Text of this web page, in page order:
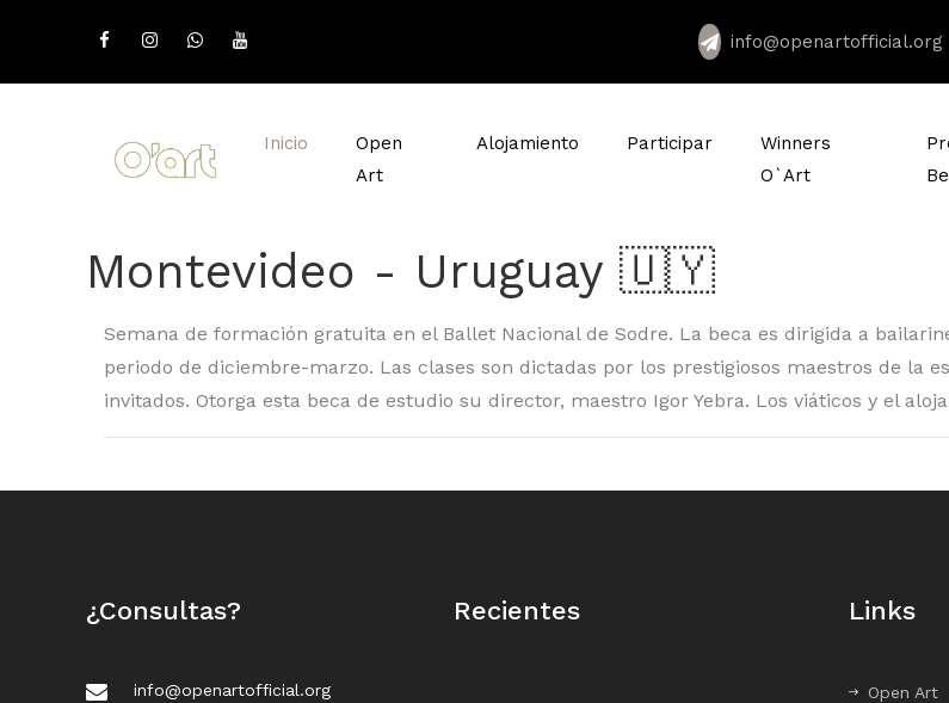
info@openartofficial.org
Inicio
Open
Art
Alojamiento Participar
Winners
O`Art
Montevideo - Uruguay 🇺🇾
Semana de formación gratuita en el Ballet Nacional de Sodre. La beca es dirigida a
periodo de diciembre-marzo. Las clases son dictadas por los prestigiosos maestros de la
invitados. Otorga esta beca de estudio su director, maestro Igor Yebra. Los viáticos y el
¿Consultas?
info@openartofficial.org
Recientes Links
Open Art